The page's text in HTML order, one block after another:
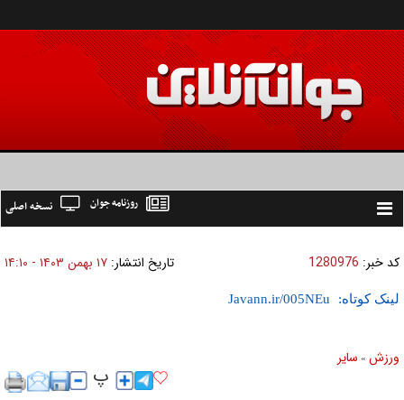
Toggle
نسخه اصلی روزنامه جوان
کد خبر: 1280976 تاریخ انتشار: ۱۷ بهمن ۱۴۰۳ - ۱۴:۱۰
لینک کوتاه:
ورزش » ساير